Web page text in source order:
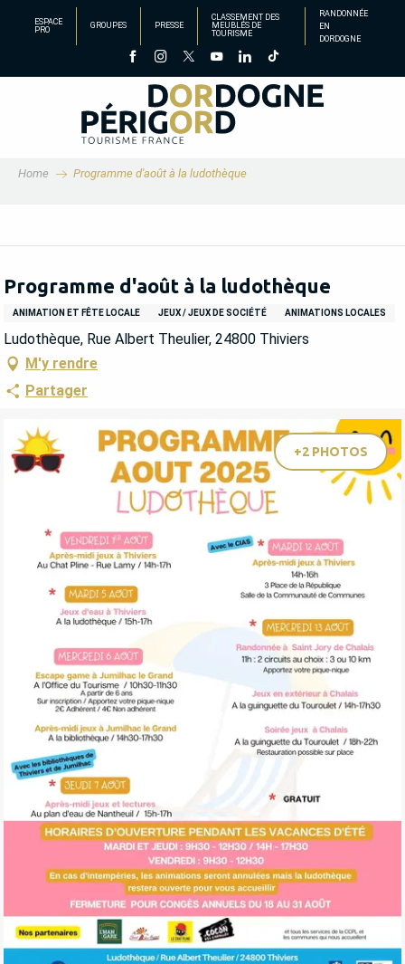
principal
ESPACE
PRO
GROUPES PRESSE
CLASSEMENT DES
MEUBLÉS DE
TOURISME
RANDONNÉE
EN
DORDOGNE
Home Programme d'août à la ludothèque
Programme d'août à la ludothèque
ANIMATION ET FÊTE LOCALE JEUX / JEUX DE SOCIÉTÉ ANIMATIONS LOCALES
Ludothèque, Rue Albert Theulier, 24800 Thiviers
M'y rendre
Partager
+2 PHOTOS